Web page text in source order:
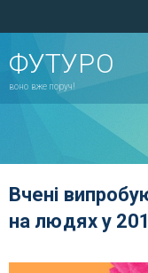
ФУТУРО
воно вже поруч!
Вчені
на людях у